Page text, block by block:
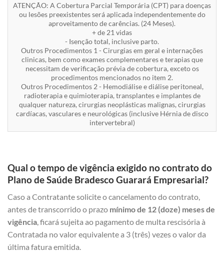
ATENÇÃO: A Cobertura Parcial Temporária (CPT) para doenças
ou lesões preexistentes será aplicada independentemente do
aproveitamento de carências. (24 Meses).
+ de 21 vidas
- Isenção total, inclusive parto.
Outros Procedimentos 1 - Cirurgias em geral e internações
clinicas, bem como exames complementares e terapias que
necessitam de verificação prévia de cobertura, exceto os
procedimentos mencionados no item 2.
Outros Procedimentos 2 - Hemodiálise e diálise peritoneal,
radioterapia e quimioterapia, transplantes e implantes de
qualquer natureza, cirurgias neoplásticas malignas, cirurgias
cardíacas, vasculares e neurológicas (inclusive Hérnia de disco
intervertebral)
Qual o tempo de vigência exigido no contrato do
Plano de Saúde Bradesco Guarará Empresarial?
Caso a Contratante solicite o cancelamento do contrato,
antes de transcorrido o prazo mínimo de 12 (doze) meses de
vigência, ficará sujeita ao pagamento de multa rescisória à
Contratada no valor equivalente a 3 (três) vezes o valor da
última fatura emitida.